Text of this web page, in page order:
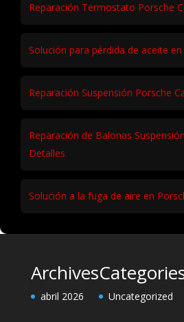
Reparación Termostato Porsche
Solución para pérdida de aceite
Reparación Suspensión Porsche
Reparación de Balonas
Detalles
Solución a la fuga de aire en
Archives
abril 2026 Uncategorized